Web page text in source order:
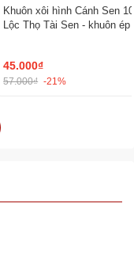
Khuôn xôi hình Cánh Sen
Lộc Thọ Tài Sen - khuôn
45.000₫
57.000₫ -21%